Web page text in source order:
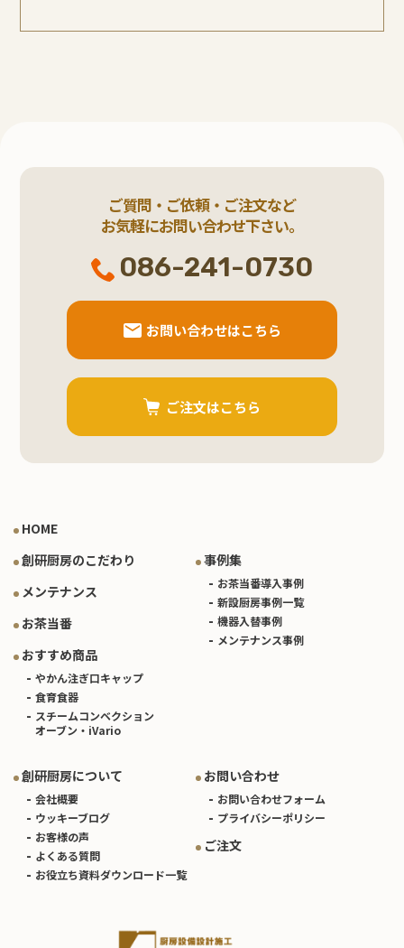
ご質問・ご依頼・ご注文など
お気軽にお問い合わせ下さい。
086-241-0730
お問い合わせはこちら
ご注文はこちら
HOME
創研厨房のこだわり
メンテナンス
お茶当番
おすすめ商品
やかん注ぎ口キャップ
食育食器
スチームコンベクション
オーブン・iVario
事例集
お茶当番導入事例
新設厨房事例一覧
機器入替事例
メンテナンス事例
創研厨房について
会社概要
ウッキーブログ
お客様の声
よくある質問
お役立ち資料ダウンロード一覧
お問い合わせ
お問い合わせフォーム
プライバシーポリシー
ご注文